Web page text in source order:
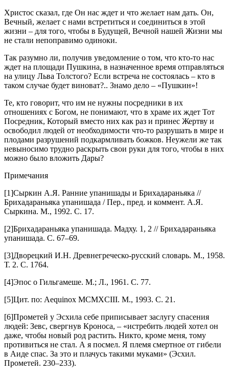
Христос сказал, где Он нас ждет и что желает нам дать. Он,
Вечный, желает с нами встретиться и соединиться в этой
жизни – для того, чтобы в Будущей, Вечной нашей Жизни мы
не стали непоправимо одиноки.
Так разумно ли, получив уведомление о том, что кто-то нас
ждет на площади Пушкина, в назначенное время отправляться
на улицу Льва Толстого? Если встреча не состоялась – кто в
таком случае будет виноват?.. Знамо дело – «Пушкин»!
Те, кто говорит, что им не нужны посредники в их
отношениях с Богом, не понимают, что в храме их ждет Тот
Посредник, Который вместо них как раз и принес Жертву и
освободил людей от необходимости что-то разрушать в мире и
плодами разрушений подкармливать божков. Неужели же так
невыносимо трудно раскрыть свои руки для того, чтобы в них
можно было вложить Дары?
Примечания
[1]Сыркин А.Я. Ранние упанишады и Брихадараньяка //
Брихадараньяка упанишада / Пер., пред. и коммент. А.Я.
Сыркина. М., 1992. С. 17.
[2]Брихадараньяка упанишада. Мадху. 1, 2 // Брихадараньяка
упанишада. С. 67–69.
[3]Дворецкий И.Н. Древнегреческо-русский словарь. М., 1958.
Т. 2. С. 1764.
[4]Эпос о Гильгамеше. М.; Л., 1961. С. 77.
[5]Цит. по: Aequinox MCMXCIII. М., 1993. С. 21.
[6]Прометей у Эсхила себе приписывает заслугу спасения
людей: Зевс, свергнув Кроноса, – «истребить людей хотел он
даже, чтобы новый род растить. Никто, кроме меня, тому
противиться не стал. А я посмел. Я племя смертное от гибели
в Аиде спас. За это и плачусь такими муками» (Эсхил.
Прометей. 230–233).